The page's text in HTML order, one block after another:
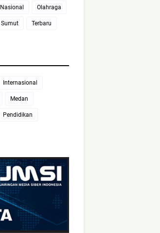
Nasional Olahraga
Sumut Terbaru
Internasional
Medan
Pendidikan